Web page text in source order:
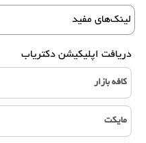
لینک‌های مفید
دریافت اپلیکیشن دکتریاب
کافه بازار
مایکت